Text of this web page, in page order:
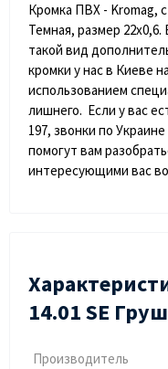
Кромка ПВХ - Kromag,
Темная, размер
такой вид
кромки у нас в Киеве
использованием
лишнего. Если у вас
197, звонки по
помогут вам
интересующими вас
14.01 SЕ
Производитель